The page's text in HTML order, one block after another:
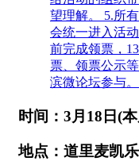
望理解。 5.所
会统一进入活
前完成领票，
票、领票公示
滨微论坛参与。
时间：3月18日(
地点：道里麦凯